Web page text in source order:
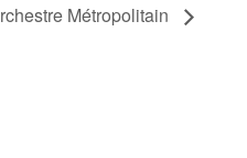
Métropolitain